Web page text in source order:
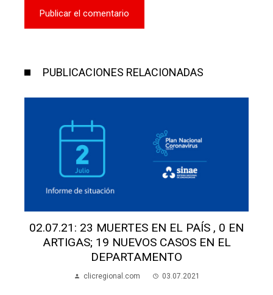
PUBLICACIONES RELACIONADAS
EN EL PAÍS , 0 EN
CASOS EN EL
01.07.21: 27 MUERTES EN
ARTIGAS; 41 NUEVOS
clicregional.com